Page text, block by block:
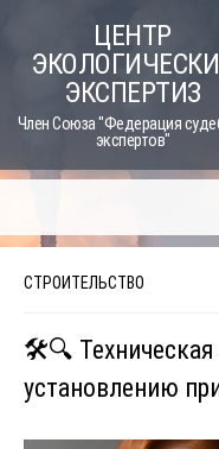
content
ЦЕНТР
ЭКСПЕРТИЗ
Член Союза "Федерация
экспертов"
СТРОИТЕЛЬСТВО
🛠️🔍 Техническая
установлению